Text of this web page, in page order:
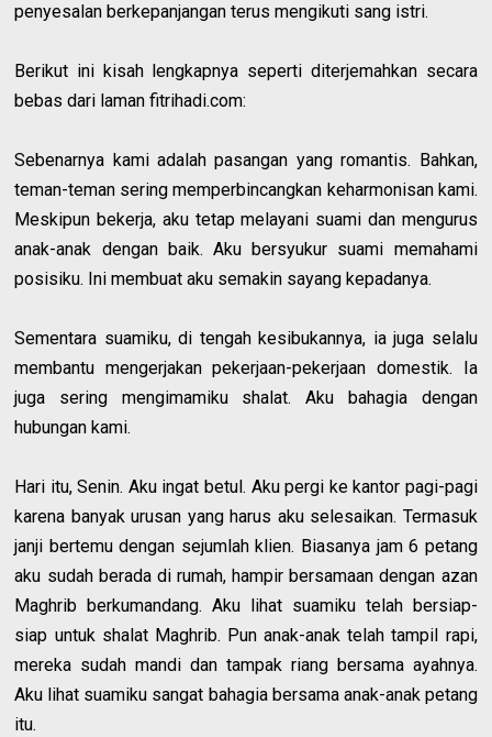
penyesalan berkepanjangan terus mengikuti sang istri.
Berikut ini kisah lengkapnya seperti diterjemahkan secara
bebas dari laman fitrihadi.com:
Sebenarnya kami adalah pasangan yang romantis. Bahkan,
teman-teman sering memperbincangkan keharmonisan kami.
Meskipun bekerja, aku tetap melayani suami dan mengurus
anak-anak dengan baik. Aku bersyukur suami memahami
posisiku. Ini membuat aku semakin sayang kepadanya.
Sementara suamiku, di tengah kesibukannya, ia juga selalu
membantu mengerjakan pekerjaan-pekerjaan domestik. Ia
juga sering mengimamiku shalat. Aku bahagia dengan
hubungan kami.
Hari itu, Senin. Aku ingat betul. Aku pergi ke kantor pagi-pagi
karena banyak urusan yang harus aku selesaikan. Termasuk
janji bertemu dengan sejumlah klien. Biasanya jam 6 petang
aku sudah berada di rumah, hampir bersamaan dengan azan
Maghrib berkumandang. Aku lihat suamiku telah bersiap-
siap untuk shalat Maghrib. Pun anak-anak telah tampil rapi,
mereka sudah mandi dan tampak riang bersama ayahnya.
Aku lihat suamiku sangat bahagia bersama anak-anak petang
itu.